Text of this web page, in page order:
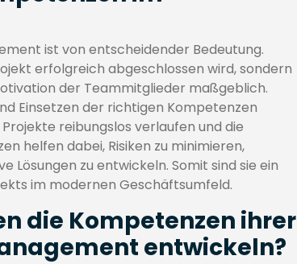
ist von entscheidender Bedeutung.
erfolgreich abgeschlossen wird, sondern
der Teammitglieder maßgeblich.
Einsetzen der richtigen Kompetenzen
reibungslos verlaufen und die
helfen dabei, Risiken zu minimieren,
Lösungen zu entwickeln. Somit sind sie ein
im modernen Geschäftsumfeld.
die Kompetenzen ihrer
entwickeln?